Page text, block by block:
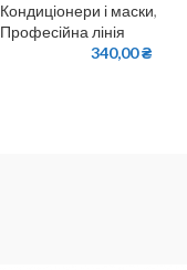
Кондиціонери і маски,
Професійна лінія
340,00₴